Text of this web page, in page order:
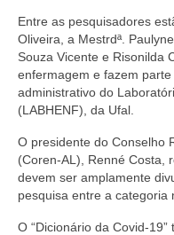
Eleições
Eleições
Eleições
Editais e
Entre as pesquisadores
Oliveira, a Mestrdª.
Souza Vicente e Risonilda
enfermagem e fazem
administrativo do
(LABHENF), da Ufal.
O presidente do Conselho
(Coren-AL), Renné Costa,
devem ser amplamente
pesquisa entre a categoria
O “Dicionário da Covid-